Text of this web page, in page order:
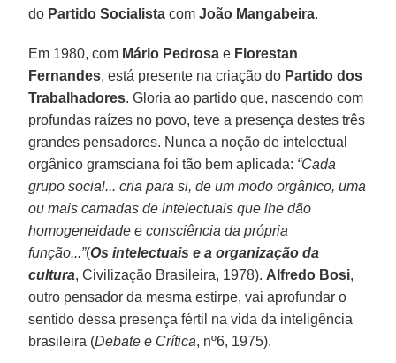
do Partido Socialista comJoão Mangabeira.
Em 1980, com Mário Pedrosa e Florestan
Fernandes, está presente na criação do Partido dos
Trabalhadores. Gloria ao partido que, nascendo com
profundas raízes no povo, teve a presença destes três
grandes pensadores. Nunca a noção de intelectual
orgânico gramsciana foi tão bem aplicada: “Cada
grupo social... cria para si, de um modo orgânico, uma
ou mais camadas de intelectuais que lhe dão
homogeneidade e consciência da própria
função...”(Os intelectuais e a organização da
cultura, Civilização Brasileira, 1978). Alfredo Bosi,
outro pensador da mesma estirpe, vai aprofundar o
sentido dessa presença fértil na vida da inteligência
brasileira (Debate e Crítica, nº6, 1975).